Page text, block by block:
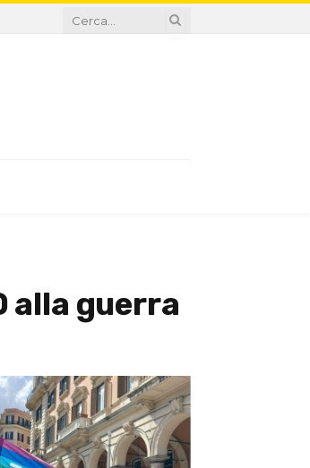
alla guerra